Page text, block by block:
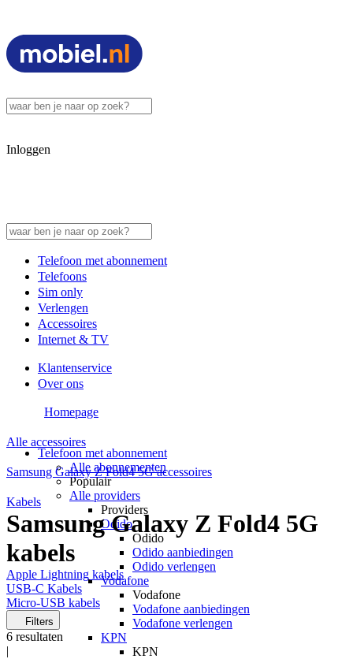
Inloggen
Telefoon met abonnement
Telefoons
Sim only
Verlengen
Accessoires
Internet & TV
Klantenservice
Over ons
Telefoon met abonnement
Alle abonnementen
Populair
Alle providers
Providers
Odido
Odido
Odido aanbiedingen
Odido verlengen
Vodafone
Vodafone
Vodafone aanbiedingen
Vodafone verlengen
KPN
KPN
Homepage
Alle accessoires
Samsung Galaxy Z Fold4 5G accessoires
Kabels
Samsung Galaxy Z Fold4 5G
kabels
Apple Lightning kabels
USB-C Kabels
Micro-USB kabels
Filters
6 resultaten
|